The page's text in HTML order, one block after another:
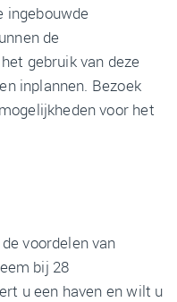
ingebouwde
de
gebruik van deze
inplannen. Bezoek
voor het
voordelen van
bij 28
u een haven en wilt u